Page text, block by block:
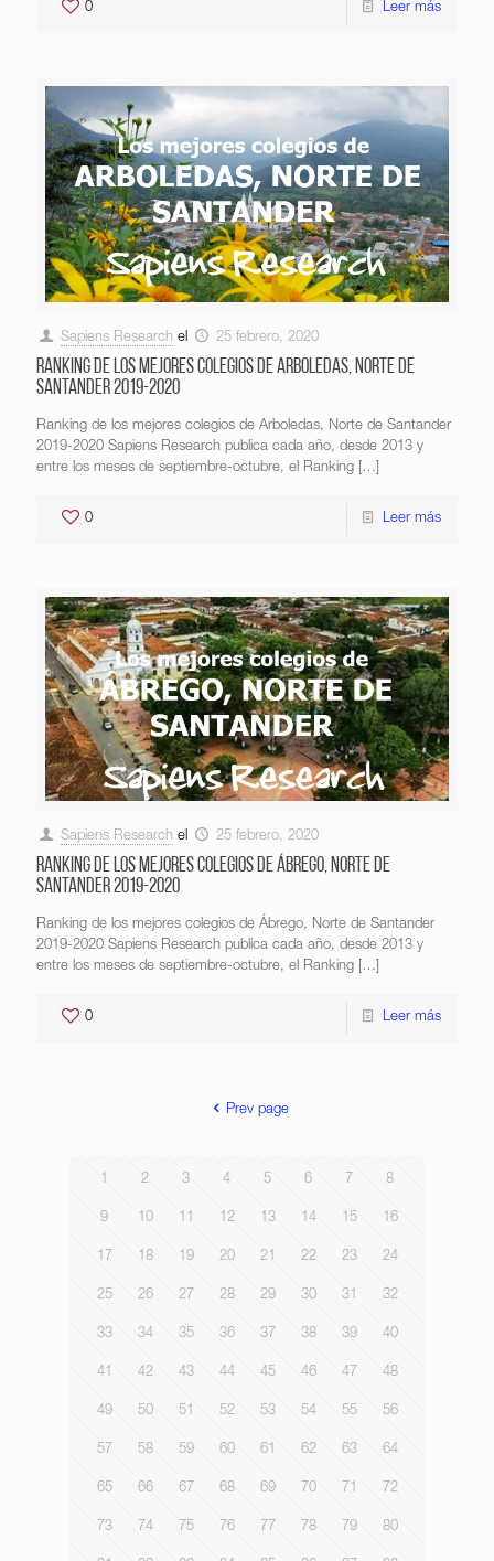
0 Leer más
Sapiens Research el 25 febrero, 2020
Ranking de los mejores colegios de Arboledas, Norte de
Santander 2019-2020
Ranking de los mejores colegios de Arboledas, Norte de Santander
2019-2020 Sapiens Research publica cada año, desde 2013 y
entre los meses de septiembre-octubre, el Ranking […]
0 Leer más
Sapiens Research el 25 febrero, 2020
Ranking de los mejores colegios de Ábrego, Norte de
Santander 2019-2020
Ranking de los mejores colegios de Ábrego, Norte de Santander
2019-2020 Sapiens Research publica cada año, desde 2013 y
entre los meses de septiembre-octubre, el Ranking […]
0 Leer más
Prev page
1 2 3 4 5 6 7 8
9 10 11 12 13 14 15 16
17 18 19 20 21 22 23 24
25 26 27 28 29 30 31 32
33 34 35 36 37 38 39 40
41 42 43 44 45 46 47 48
49 50 51 52 53 54 55 56
57 58 59 60 61 62 63 64
65 66 67 68 69 70 71 72
73 74 75 76 77 78 79 80